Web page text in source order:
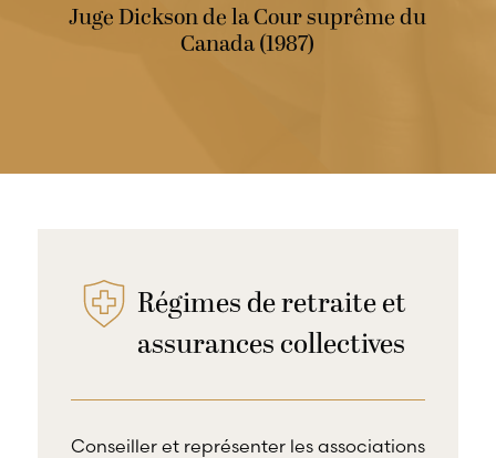
Juge Dickson de la Cour suprême du
Canada (1987)
Régimes de retraite et
assurances collectives
Conseiller et représenter les associations